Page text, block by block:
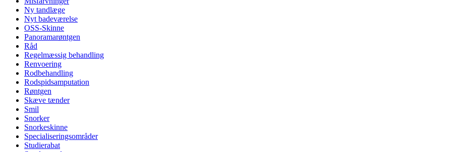
Ny tandlæge
Nyt badeværelse
OSS-Skinne
Panoramarøntgen
Råd
Regelmæssig behandling
Renvoering
Rodbehandling
Rodspidsamputation
Røntgen
Skæve tænder
Smil
Snorker
Snorkeskinne
Specialiseringsområder
Studierabat